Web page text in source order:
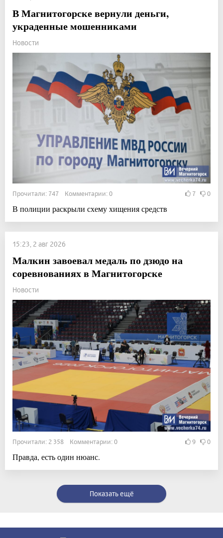
В Магнитогорске вернули деньги,
украденные мошенниками
Новости
Прочитали: 747 Комментарии: 0 7 0
В полиции раскрыли схему хищения средств
15:23, 2 авг 2026
Малкин завоевал медаль по дзюдо на
соревнованиях в Магнитогорске
Новости
Прочитали: 2 358 Комментарии: 0 9 0
Правда, есть один нюанс.
Показать ещё